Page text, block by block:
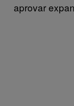
aprovar